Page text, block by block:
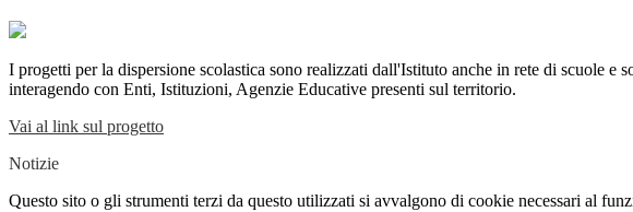
I progetti per la dispersione scolastica sono realizzati dall'Istituto anche in rete di scuole
interagendo con Enti, Istituzioni, Agenzie Educative presenti sul territorio.
Vai al link sul progetto
Notizie
Questo sito o gli strumenti terzi da questo utilizzati si avvalgono di cookie necessari al